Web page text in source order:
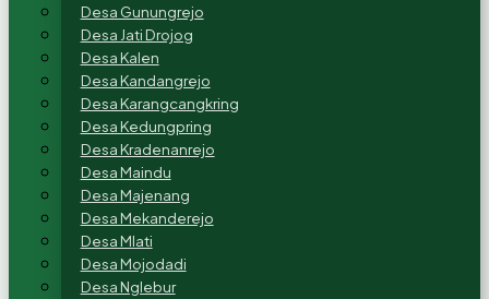
Desa Gunungrejo
Desa Jati Drojog
Desa Kalen
Desa Kandangrejo
Desa Karangcangkring
Desa Kedungpring
Desa Kradenanrejo
Desa Maindu
Desa Majenang
Desa Mekanderejo
Desa Mlati
Desa Mojodadi
Desa Nglebur